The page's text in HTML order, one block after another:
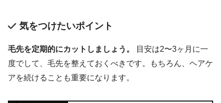
気をつけたいポイント
毛先を定期的にカットしましょう。
目安は2〜3ヶ月に一
度でして、毛先を整えておくべきです。もちろん、ヘアケ
アを続けることも重要になります。